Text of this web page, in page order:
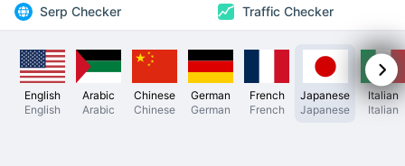
Serp Checker
Traffic Checker
English
English
Arabic
Arabic
Chinese
Chinese
German
German
French
French
Japanese
Japanese
Italian
Italian